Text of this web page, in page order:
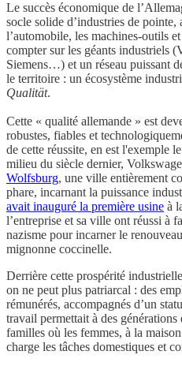
Le succès économique de
socle solide d’industries de pointe,
l’automobile, les machines-outils
compter sur les géants industriels
Siemens…) et un réseau puissant
le territoire : un écosystème
Qualität.
Cette « qualité allemande » est
robustes, fiables et
de cette réussite, en est l'exemple
milieu du siècle dernier,
Wolfsburg, une ville entièrement
phare, incarnant la puissance
avait inauguré la première usine à
l’entreprise et sa ville ont réussi à
nazisme pour incarner le
mignonne coccinelle.
Derrière cette prospérité
on ne peut plus patriarcal : des
rémunérés, accompagnés d’un
travail permettait à des générations
familles où les femmes, à la
charge les tâches domestiques et